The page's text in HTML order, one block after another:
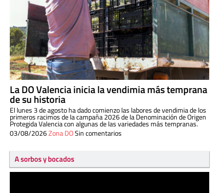
La DO Valencia inicia la vendimia más temprana
de su historia
El lunes 3 de agosto ha dado comienzo las labores de vendimia de los
primeros racimos de la campaña 2026 de la Denominación de Origen
Protegida Valencia con algunas de las variedades más tempranas.
03/08/2026Zona DOSin comentarios
A sorbos y bocados